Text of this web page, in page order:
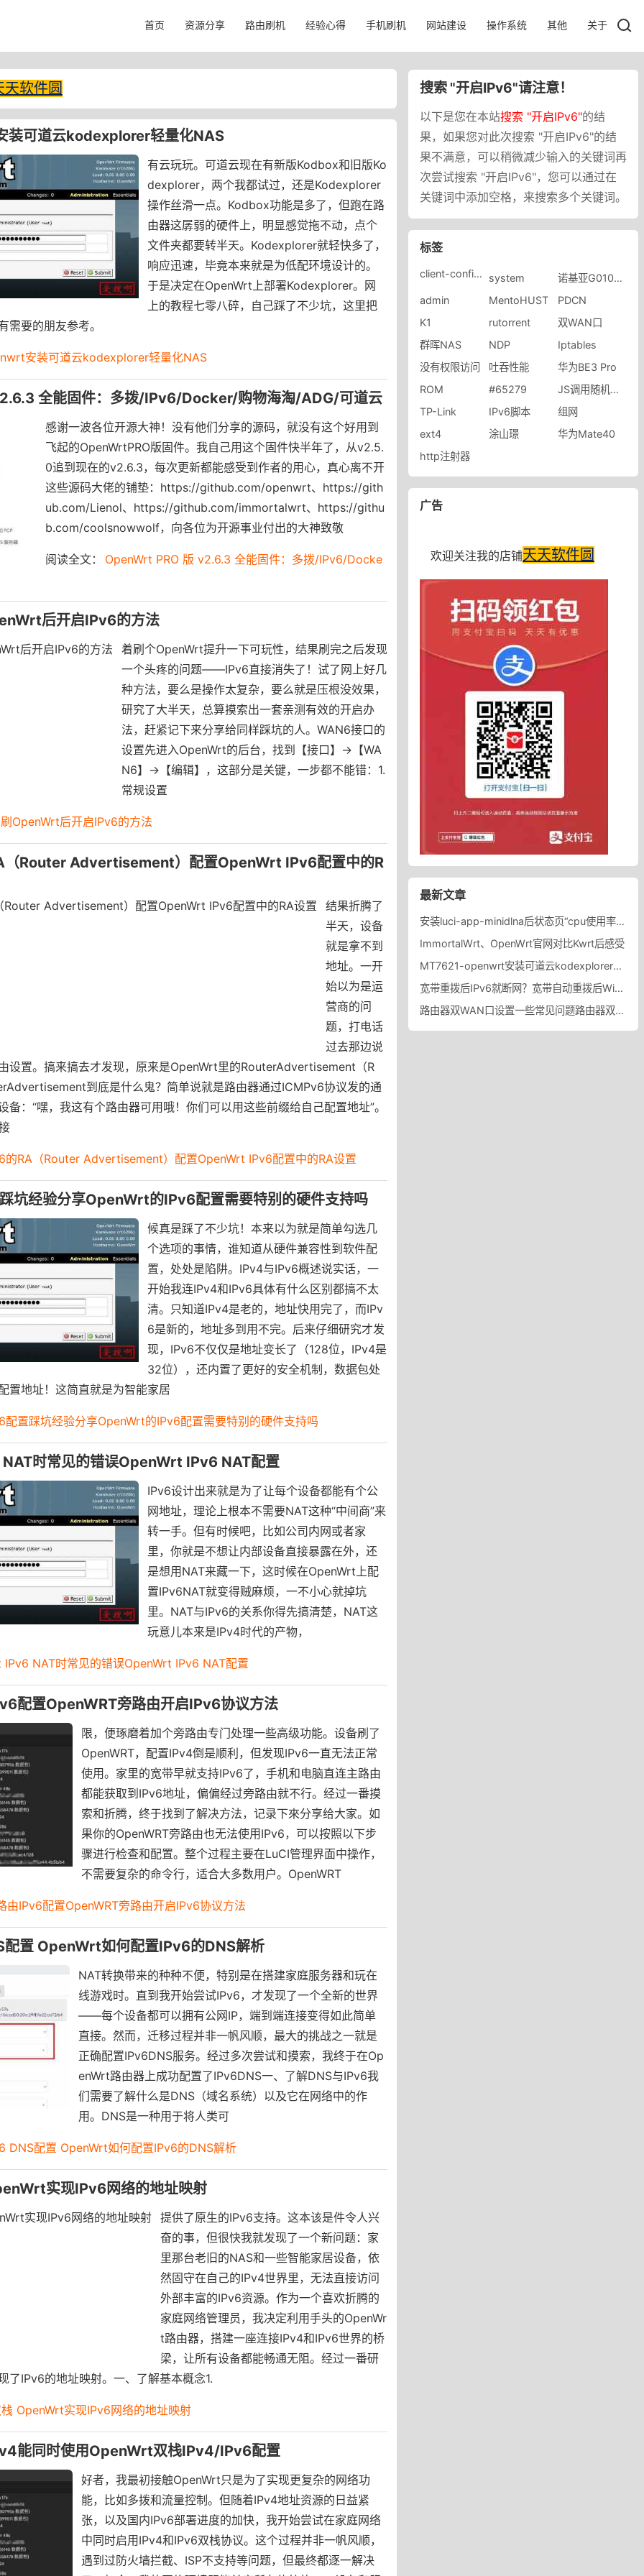
首页 资源分享 路由刷机 经验心得 手机刷机 网站建设 操作系统 其他 关于
天软件圆
可道云kodexplorer轻量化NAS
有云玩玩。可道云现在有新版Kodbox和旧版Ko
dexplorer，两个我都试过，还是Kodexplorer
操作丝滑一点。Kodbox功能是多了，但跑在路
由器这孱弱的硬件上，明显感觉拖不动，点个
文件夹都要转半天。Kodexplorer就轻快多了，
响应迅速，毕竟本来就是为低配环境设计的。
于是决定在OpenWrt上部署Kodexplorer。网
上的教程七零八碎，自己踩了不少坑，这里把
需要的朋友参考。
安装可道云kodexplorer轻量化NAS
全能固件：多拨/IPv6/Docker/购物海淘/ADG/可道云
感谢一波各位开源大神！没有他们分享的源码，就没有这个好用到
飞起的OpenWrtPRO版固件。我自己用这个固件快半年了，从v2.5.
0追到现在的v2.6.3，每次更新都能感受到作者的用心，真心离不开
这些源码大佬的铺垫：https://github.com/openwrt、https://gith
ub.com/Lienol、https://github.com/immortalwrt、https://githu
b.com/coolsnowwolf，向各位为开源事业付出的大神致敬
阅读全文： OpenWrt PRO 版 v2.6.3 全能固件：多拨/IPv6/Docke
后开启IPv6的方法
着刷个OpenWrt提升一下可玩性，结果刷完之后发现
一个头疼的问题——IPv6直接消失了！试了网上好几
种方法，要么是操作太复杂，要么就是压根没效果，
研究了大半天，总算摸索出一套亲测有效的开启办
法，赶紧记下来分享给同样踩坑的人。WAN6接口的
设置先进入OpenWrt的后台，找到【接口】->【WA
N6】->【编辑】，这部分是关键，一步都不能错：1.
常规设置
OpenWrt后开启IPv6的方法
Router Advertisement）配置OpenWrt IPv6配置中的R
结果折腾了
半天，设备
就是拿不到
地址。一开
始以为是运
营商的问
题，打电话
过去那边说
设置。搞来搞去才发现，原来是OpenWrt里的RouterAdvertisement（R
到底是什么鬼？简单说就是路由器通过ICMPv6协议发的通
备：“嘿，我这有个路由器可用哦！你们可以用这些前缀给自己配置地址”。
的RA（Router Advertisement）配置OpenWrt IPv6配置中的RA设置
坑经验分享OpenWrt的IPv6配置需要特别的硬件支持吗
候真是踩了不少坑！本来以为就是简单勾选几
个选项的事情，谁知道从硬件兼容性到软件配
置，处处是陷阱。IPv4与IPv6概述说实话，一
开始我连IPv4和IPv6具体有什么区别都搞不太
清。只知道IPv4是老的，地址快用完了，而IPv
6是新的，地址多到用不完。后来仔细研究才发
现，IPv6不仅仅是地址变长了（128位，IPv4是
32位），还内置了更好的安全机制，数据包处
置地址！这简直就是为智能家居
置踩坑经验分享OpenWrt的IPv6配置需要特别的硬件支持吗
时常见的错误OpenWrt IPv6 NAT配置
IPv6设计出来就是为了让每个设备都能有个公
网地址，理论上根本不需要NAT这种“中间商”来
转一手。但有时候吧，比如公司内网或者家
里，你就是不想让内部设备直接暴露在外，还
是想用NAT来藏一下，这时候在OpenWrt上配
置IPv6NAT就变得贼麻烦，一不小心就掉坑
里。NAT与IPv6的关系你得先搞清楚，NAT这
玩意儿本来是IPv4时代的产物，
IPv6 NAT时常见的错误OpenWrt IPv6 NAT配置
配置OpenWRT旁路由开启IPv6协议方法
限，便琢磨着加个旁路由专门处理一些高级功能。设备刷了
OpenWRT，配置IPv4倒是顺利，但发现IPv6一直无法正常
使用。家里的宽带早就支持IPv6了，手机和电脑直连主路由
都能获取到IPv6地址，偏偏经过旁路由就不行。经过一番摸
索和折腾，终于找到了解决方法，记录下來分享给大家。如
果你的OpenWRT旁路由也无法使用IPv6，可以按照以下步
骤进行检查和配置。整个过程主要在LuCI管理界面中操作，
不需要复杂的命令行，适合大多数用户。OpenWRT
由IPv6配置OpenWRT旁路由开启IPv6协议方法
置 OpenWrt如何配置IPv6的DNS解析
NAT转换带来的种种不便，特别是在搭建家庭服务器和玩在
线游戏时。直到我开始尝试IPv6，才发现了一个全新的世界
——每个设备都可以拥有公网IP，端到端连接变得如此简单
直接。然而，迁移过程并非一帆风顺，最大的挑战之一就是
正确配置IPv6DNS服务。经过多次尝试和摸索，我终于在Op
enWrt路由器上成功配置了IPv6DNS一、了解DNS与IPv6我
们需要了解什么是DNS（域名系统）以及它在网络中的作
用。DNS是一种用于将人类可
DNS配置 OpenWrt如何配置IPv6的DNS解析
实现IPv6网络的地址映射
提供了原生的IPv6支持。这本该是件令人兴
奋的事，但很快我就发现了一个新问题：家
里那台老旧的NAS和一些智能家居设备，依
然固守在自己的IPv4世界里，无法直接访问
外部丰富的IPv6资源。作为一个喜欢折腾的
家庭网络管理员，我决定利用手头的OpenWr
t路由器，搭建一座连接IPv4和IPv6世界的桥
梁，让所有设备都能畅通无阻。经过一番研
了IPv6的地址映射。一、了解基本概念1.
OpenWrt实现IPv6网络的地址映射
能同时使用OpenWrt双栈IPv4/IPv6配置
好者，我最初接触OpenWrt只是为了实现更复杂的网络功
能，比如多拨和流量控制。但随着IPv4地址资源的日益紧
张，以及国内IPv6部署进度的加快，我开始尝试在家庭网络
中同时启用IPv4和IPv6双栈协议。这个过程并非一帆风顺，
遇到过防火墙拦截、ISP不支持等问题，但最终都逐一解决
搜索 "开启IPv6"请注意！
以下是您在本站搜索 "开启IPv6"的结
果，如果您对此次搜索 "开启IPv6"的结
果不满意，可以稍微减少输入的关键词再
次尝试搜索 "开启IPv6"，您可以通过在
关键词中添加空格，来搜索多个关键词。
标签
client-config.json system
诺基亚G010SA
admin
MentoHUST
PDCN
K1
rutorrent
双WAN口
群晖NAS
NDP
Iptables
没有权限访问
吐吞性能
华为BE3 Pro
ROM
#65279
JS调用随机图片
TP-Link
IPv6脚本
组网
ext4
涂山璟
华为Mate40
http注射器
广告
欢迎关注我的店铺天天软件圆
最新文章
安装luci-app-minidlna后状态页“cpu使用率“显示虚高，排除过程记录。
ImmortalWrt、OpenWrt官网对比Kwrt后感受
MT7621-openwrt安装可道云kodexplorer轻量化NAS
宽带重拨后IPv6就断网？宽带自动重拨后Win10的IPv6失效
路由器双WAN口设置一些常见问题路由器双WAN口设置踩坑